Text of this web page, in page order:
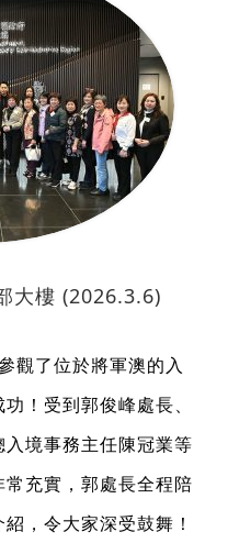
大樓 (2026.3.6)
觀了位於將軍澳的入
！受到郭俊峰處長、
境事務主任陳冠業等
充實，郭處長全程陪
，令大家深受鼓舞！